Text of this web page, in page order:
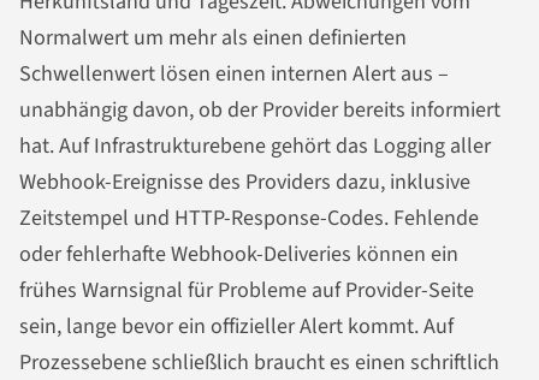
Normalwert um mehr als einen definierten
Schwellenwert lösen einen internen Alert aus –
unabhängig davon, ob der Provider bereits informiert
hat. Auf Infrastrukturebene gehört das Logging aller
Webhook-Ereignisse des Providers dazu, inklusive
Zeitstempel und HTTP-Response-Codes. Fehlende
oder fehlerhafte Webhook-Deliveries können ein
frühes Warnsignal für Probleme auf Provider-Seite
sein, lange bevor ein offizieller Alert kommt. Auf
Prozessebene schließlich braucht es einen schriftlich